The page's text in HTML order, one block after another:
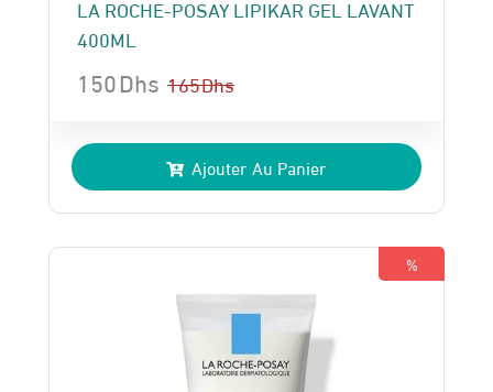
LA ROCHE-POSAY LIPIKAR GEL LAVANT
400ML
165Dhs
prix
initial
était :
165 Dhs.
150Dhs
prix
actuel
est :
150 Dhs.
Ajouter Au Panier
%